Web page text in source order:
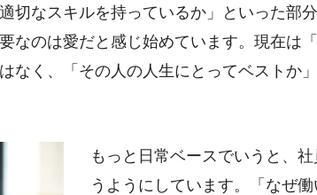
切なスキルを持っているか」といった部
なのは愛だと感じ始めています。現在は
なく、「その人の人生にとってベストか
もっと日常ベースでいうと、
うようにしています。「なぜ